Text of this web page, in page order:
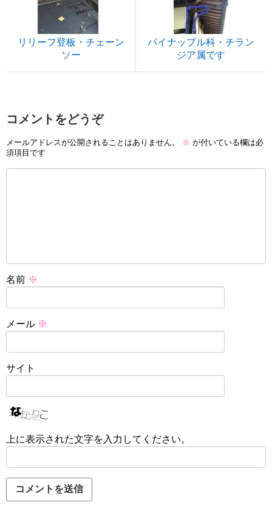
リリーフ登板・チェーン
ソー
パイナップル科・チラン
ジア属です
コメントをどうぞ
メールアドレスが公開されることはありません。 ※ が付いている欄は必
須項目です
名前 ※
メール ※
サイト
上に表示された文字を入力してください。